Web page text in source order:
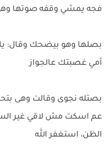
فجه يمشي وقفه صوتها
بصلها وهو بيضحك وقال: يا
أمي غصبتك عالجواز
بصتله نجوى وقالت وهى
عم اسكت مش لاقي غير
الظن، استغفر الله